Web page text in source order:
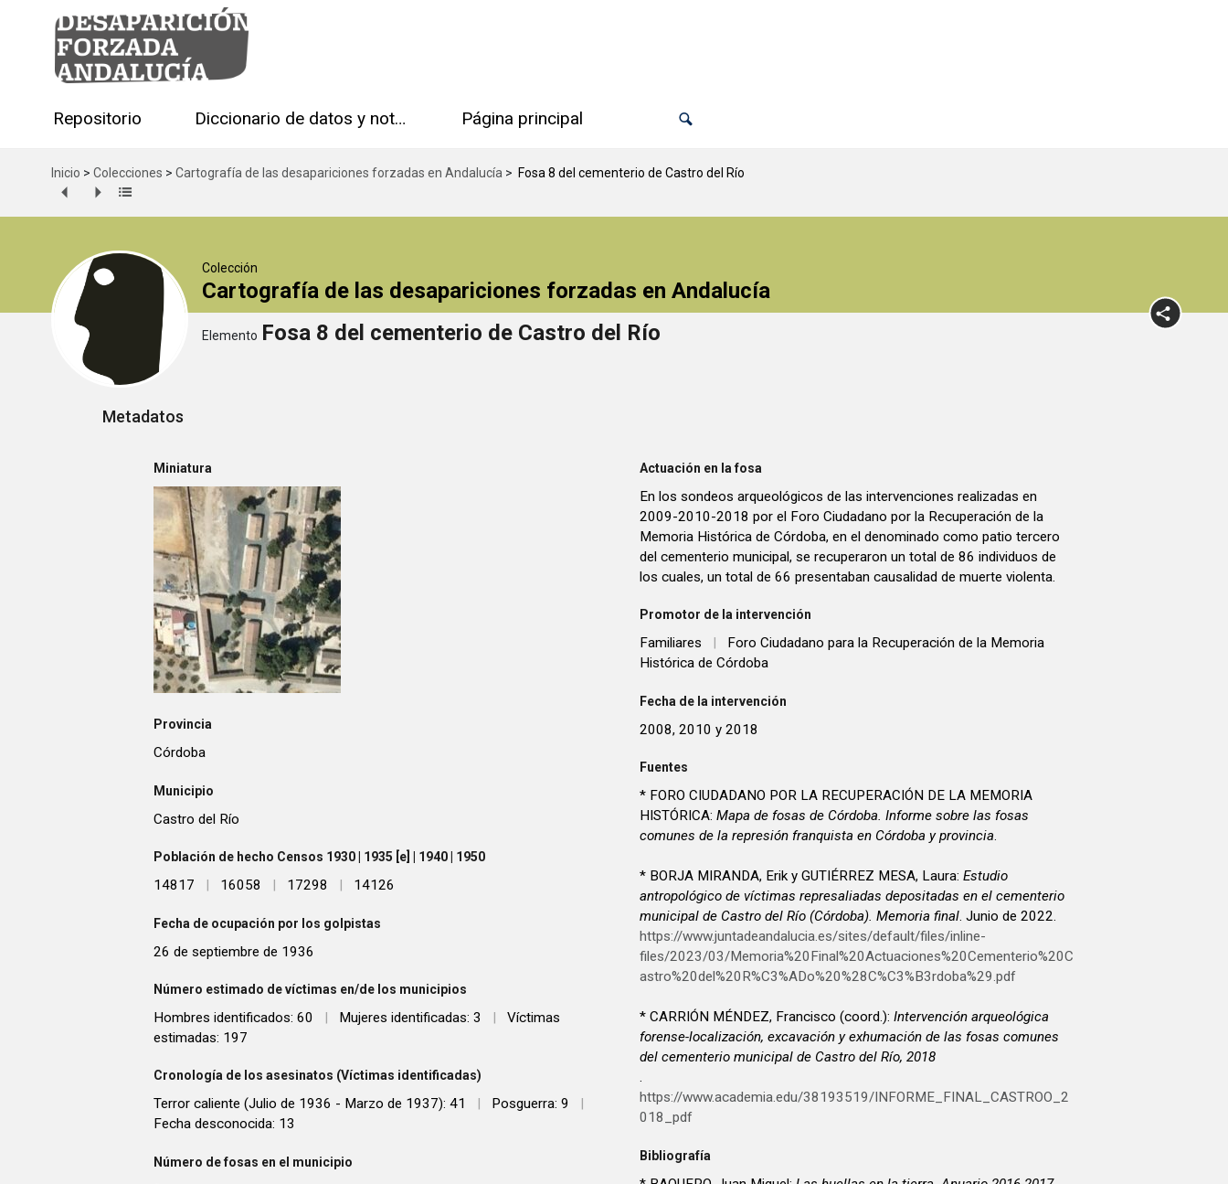
Repositorio Diccionario de datos y notas técnicas Página principal
Inicio > Colecciones > Cartografía de las desapariciones forzadas en Andalucía > Fosa 8 del cementerio de Castro del Río
Colección
Cartografía de las desapariciones forzadas en Andalucía
Elemento Fosa 8 del cementerio de Castro del Río
Metadatos
Miniatura
Provincia
Córdoba
Municipio
Castro del Río
Población de hecho Censos 1930 | 1935 [e] | 1940 | 1950
14817 | 16058 | 17298 | 14126
Fecha de ocupación por los golpistas
26 de septiembre de 1936
Número estimado de víctimas en/de los municipios
Hombres identificados: 60 | Mujeres identificadas: 3 |
Víctimas
estimadas: 197
Cronología de los asesinatos (Víctimas identificadas)
Terror caliente (Julio de 1936 - Marzo de 1937): 41 Posguerra: 9
Fecha desconocida: 13
Número de fosas en el municipio
Actuación en la fosa
En los sondeos arqueológicos de las intervenciones realizadas en
2009-2010-2018 por el Foro Ciudadano por la Recuperación de la
Memoria Histórica de Córdoba, en el denominado como patio tercero
del cementerio municipal, se recuperaron un total de 86 individuos de
los cuales, un total de 66 presentaban causalidad de muerte violenta.
Promotor de la intervención
Familiares
Foro Ciudadano para la Recuperación de la Memoria
Histórica de Córdoba
Fecha de la intervención
2008, 2010 y 2018
Fuentes
* FORO CIUDADANO POR LA RECUPERACIÓN DE LA MEMORIA
HISTÓRICA: Mapa de fosas de Córdoba. Informe sobre las fosas
comunes de la represión franquista en Córdoba y provincia.
* BORJA MIRANDA, Erik y GUTIÉRREZ MESA, Laura: Estudio
antropológico de víctimas represaliadas depositadas en el cementerio
municipal de Castro del Río (Córdoba). Memoria final. Junio de 2022.
https://www.juntadeandalucia.es/sites/default/files/inline-
files/2023/03/Memoria%20Final%20Actuaciones%20Cementerio%20C
astro%20del%20R%C3%ADo%20%28C%C3%B3rdoba%29.pdf
* CARRIÓN MÉNDEZ, Francisco (coord.): Intervención arqueológica
forense-localización, excavación y exhumación de las fosas comunes
del cementerio municipal de Castro del Río, 2018
.
https://www.academia.edu/38193519/INFORME_FINAL_CASTROO_2
018_pdf
Bibliografía